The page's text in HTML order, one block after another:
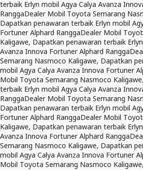
terbaik Erlyn mobil Agya Calya Avanza
RanggaDealer Mobil Toyota Semarang
Dapatkan penawaran terbaik Erlyn mobil
Fortuner Alphard RanggaDealer Mobil
Kaligawe, Dapatkan penawaran terbaik
Avanza Innova Fortuner Alphard Rangga
Semarang Nasmoco Kaligawe, Dapatkan
mobil Agya Calya Avanza Innova Fortuner
Mobil Toyota Semarang Nasmoco
terbaik Erlyn mobil Agya Calya Avanza
RanggaDealer Mobil Toyota Semarang
Dapatkan penawaran terbaik Erlyn mobil
Fortuner Alphard RanggaDealer Mobil
Kaligawe, Dapatkan penawaran terbaik
Avanza Innova Fortuner Alphard Rangga
Semarang Nasmoco Kaligawe, Dapatkan
mobil Agya Calya Avanza Innova Fortuner
Mobil Toyota Semarang Nasmoco